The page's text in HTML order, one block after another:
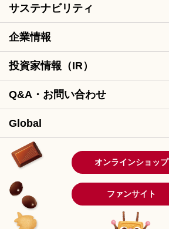
サステナビリティ
企業情報
投資家情報（IR）
Q&A・お問い合わせ
Global
オンラインショップ
ファンサイト